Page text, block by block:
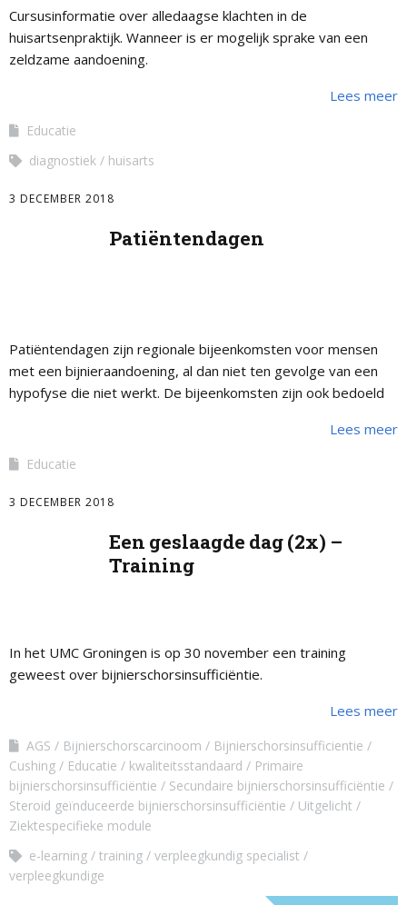
Cursusinformatie over alledaagse klachten in de
huisartsenpraktijk. Wanneer is er mogelijk sprake van een
zeldzame aandoening.
Lees meer
Educatie
diagnostiek
huisarts
3 DECEMBER 2018
Patiëntendagen
Patiëntendagen zijn regionale bijeenkomsten voor mensen
met een bijnieraandoening, al dan niet ten gevolge van een
hypofyse die niet werkt. De bijeenkomsten zijn ook bedoeld
Lees meer
Educatie
3 DECEMBER 2018
Een geslaagde dag (2x) –
Training
In het UMC Groningen is op 30 november een training
geweest over bijnierschorsinsufficiëntie.
Lees meer
AGS Bijnierschorscarcinoom
Bijnierschorsinsufficientie
Cushing
Educatie kwaliteitsstandaard
Primaire
bijnierschorsinsufficiëntie
Secundaire bijnierschorsinsufficiëntie
Steroid geïnduceerde bijnierschorsinsufficiëntie
Uitgelicht
Ziektespecifieke module
e-learning
training
verpleegkundig specialist
verpleegkundige